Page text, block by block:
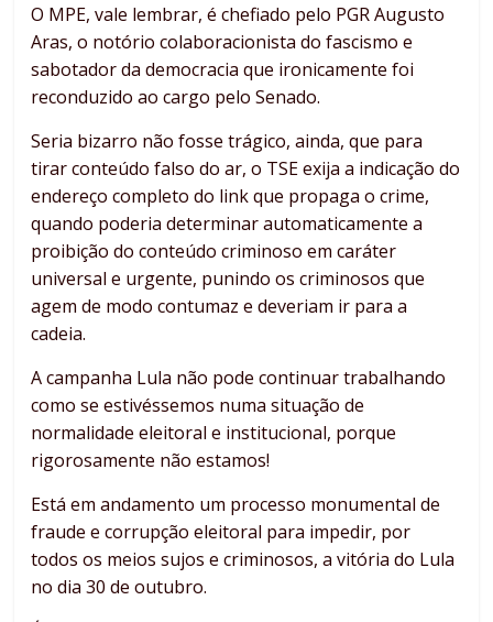
O MPE, vale lembrar, é chefiado pelo PGR Augusto
Aras, o notório colaboracionista do fascismo e
sabotador da democracia que ironicamente foi
reconduzido ao cargo pelo Senado.
Seria bizarro não fosse trágico, ainda, que para
tirar conteúdo falso do ar, o TSE exija a indicação do
endereço completo do link que propaga o crime,
quando poderia determinar automaticamente a
proibição do conteúdo criminoso em caráter
universal e urgente, punindo os criminosos que
agem de modo contumaz e deveriam ir para a
cadeia.
A campanha Lula não pode continuar trabalhando
como se estivéssemos numa situação de
normalidade eleitoral e institucional, porque
rigorosamente não estamos!
Está em andamento um processo monumental de
fraude e corrupção eleitoral para impedir, por
todos os meios sujos e criminosos, a vitória do Lula
no dia 30 de outubro.